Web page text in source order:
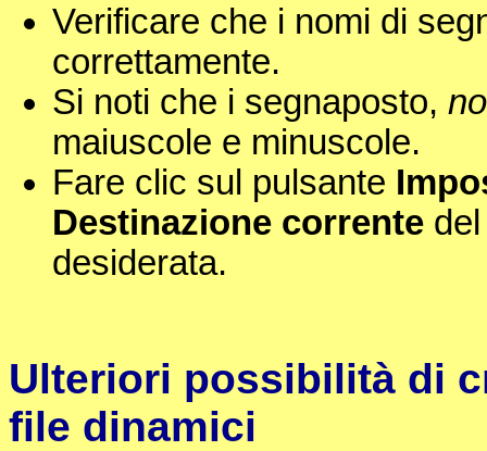
Verificare che i nomi di
correttamente.
Si noti che i segnaposto,
maiuscole e minuscole.
Fare clic sul pulsante
Destinazione corrente
desiderata.
Ulteriori possibilità di
file dinamici